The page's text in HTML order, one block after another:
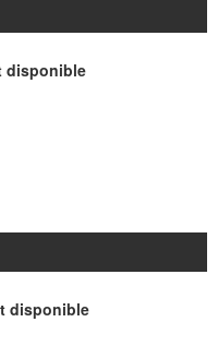
disponible
disponible